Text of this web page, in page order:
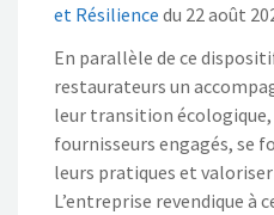
et Résilience du 22 août
En parallèle de ce
restaurateurs un
leur transition écologique,
fournisseurs engagés, se
leurs pratiques et
L’entreprise revendique à